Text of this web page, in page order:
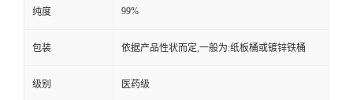
纯度 99%
包装 依据产品性状而定,一般为:纸板桶或镀锌铁桶
级别 医药级